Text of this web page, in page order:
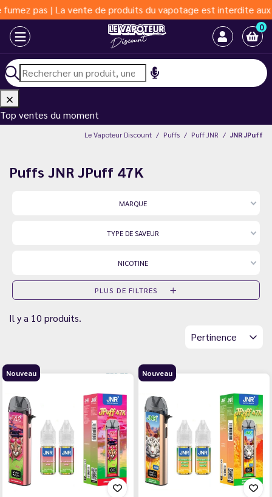
de produits du vapotage est interdite aux moins de 18
0
Top ventes du moment
Le Vapoteur Discount Puffs Puff JNR JNR JPuff
Puffs JNR JPuff 47K
MARQUE
TYPE DE SAVEUR
NICOTINE
PLUS DE FILTRES
Il y a 10 produits.
Pertinence
Nouveau Nouveau